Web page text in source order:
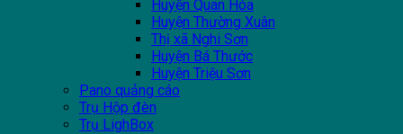
Huyện Quan Hóa
Huyện Thường Xuân
Thị xã Nghi Sơn
Huyện Bá Thước
Huyện Triệu Sơn
Pano quảng cáo
Trụ Hộp đèn
Trụ LighBox